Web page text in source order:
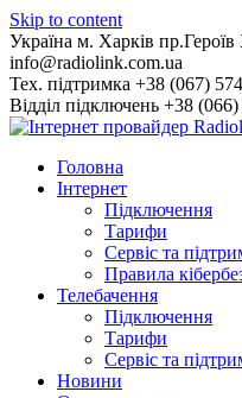
Skip to content
Українa м. Харків
info@radiolink.com.ua
Тех. підтримка +38 (067)
Відділ підключень +38
Головна
Інтернет
Підключення
Тарифи
Сервіс та
Правила
Телебачення
Підключення
Тарифи
Сервіс та
Новини